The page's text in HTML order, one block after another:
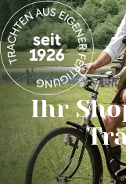
Ihr